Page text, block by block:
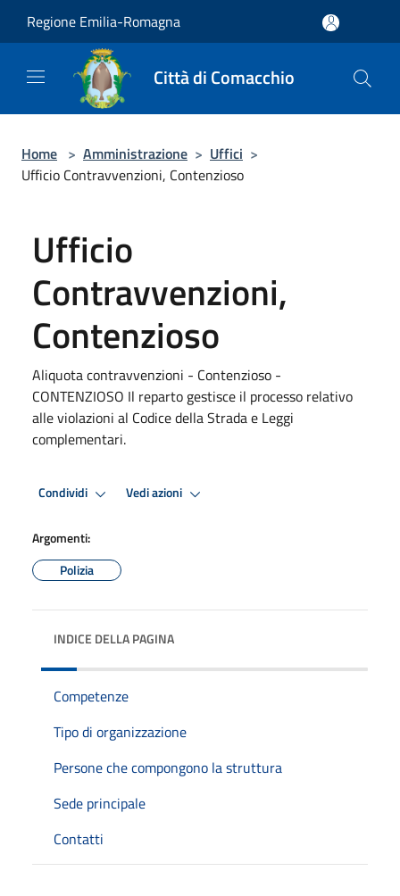
Regione Emilia-Romagna
Città di Comacchio
Home > Amministrazione > Uffici >
Ufficio Contravvenzioni, Contenzioso
Ufficio
Contravvenzioni,
Contenzioso
Aliquota contravvenzioni - Contenzioso -
CONTENZIOSO Il reparto gestisce il processo relativo
alle violazioni al Codice della Strada e Leggi
complementari.
Condividi Vedi azioni
Argomenti:
Polizia
INDICE DELLA PAGINA
Competenze
Tipo di organizzazione
Persone che compongono la struttura
Sede principale
Contatti